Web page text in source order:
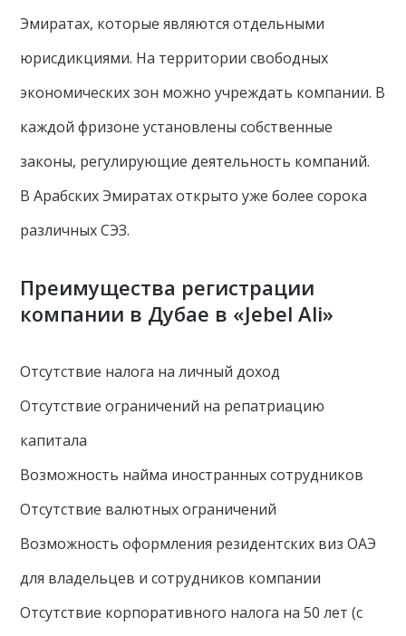
Эмиратах, которые являются отдельными
юрисдикциями. На территории свободных
экономических зон можно учреждать компании. В
каждой фризоне установлены собственные
законы, регулирующие деятельность компаний.
В Арабских Эмиратах открыто уже более сорока
различных СЭЗ.
Преимущества регистрации
компании в Дубае в «Jebel Ali»
Отсутствие налога на личный доход
Отсутствие ограничений на репатриацию
капитала
Возможность найма иностранных сотрудников
Отсутствие валютных ограничений
Возможность оформления резидентских виз ОАЭ
для владельцев и сотрудников компании
Отсутствие корпоративного налога на 50 лет (с